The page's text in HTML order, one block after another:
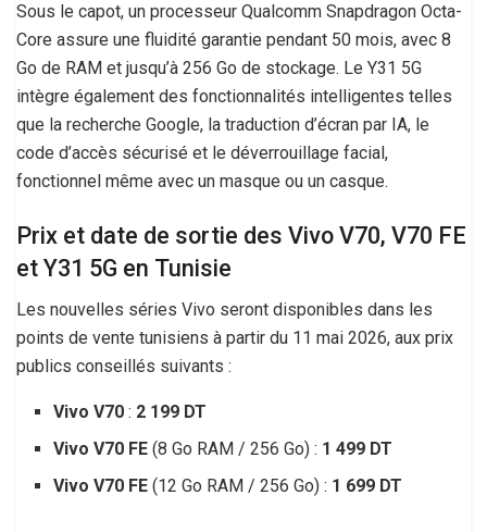
Sous le capot, un processeur Qualcomm Snapdragon Octa-
Core assure une fluidité garantie pendant 50 mois, avec 8
Go de RAM et jusqu’à 256 Go de stockage. Le Y31 5G
intègre également des fonctionnalités intelligentes telles
que la recherche Google, la traduction d’écran par IA, le
code d’accès sécurisé et le déverrouillage facial,
fonctionnel même avec un masque ou un casque.
Prix et date de sortie des Vivo V70, V70 FE
et Y31 5G en Tunisie
Les nouvelles séries Vivo seront disponibles dans les
points de vente tunisiens à partir du 11 mai 2026, aux prix
publics conseillés suivants :
Vivo V70 : 2 199 DT
Vivo V70 FE (8 Go RAM / 256 Go) : 1 499 DT
Vivo V70 FE (12 Go RAM / 256 Go) : 1 699 DT